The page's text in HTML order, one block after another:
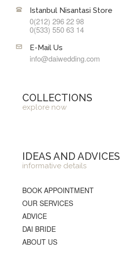
Istanbul Nisantasi Store
0(212) 296 22 98
0(533) 550 63 14
E-Mail Us
info@daiwedding.com
COLLECTIONS
explore now
IDEAS AND ADVICES
informative details
BOOK APPOINTMENT
OUR SERVICES
ADVICE
DAI BRIDE
ABOUT US